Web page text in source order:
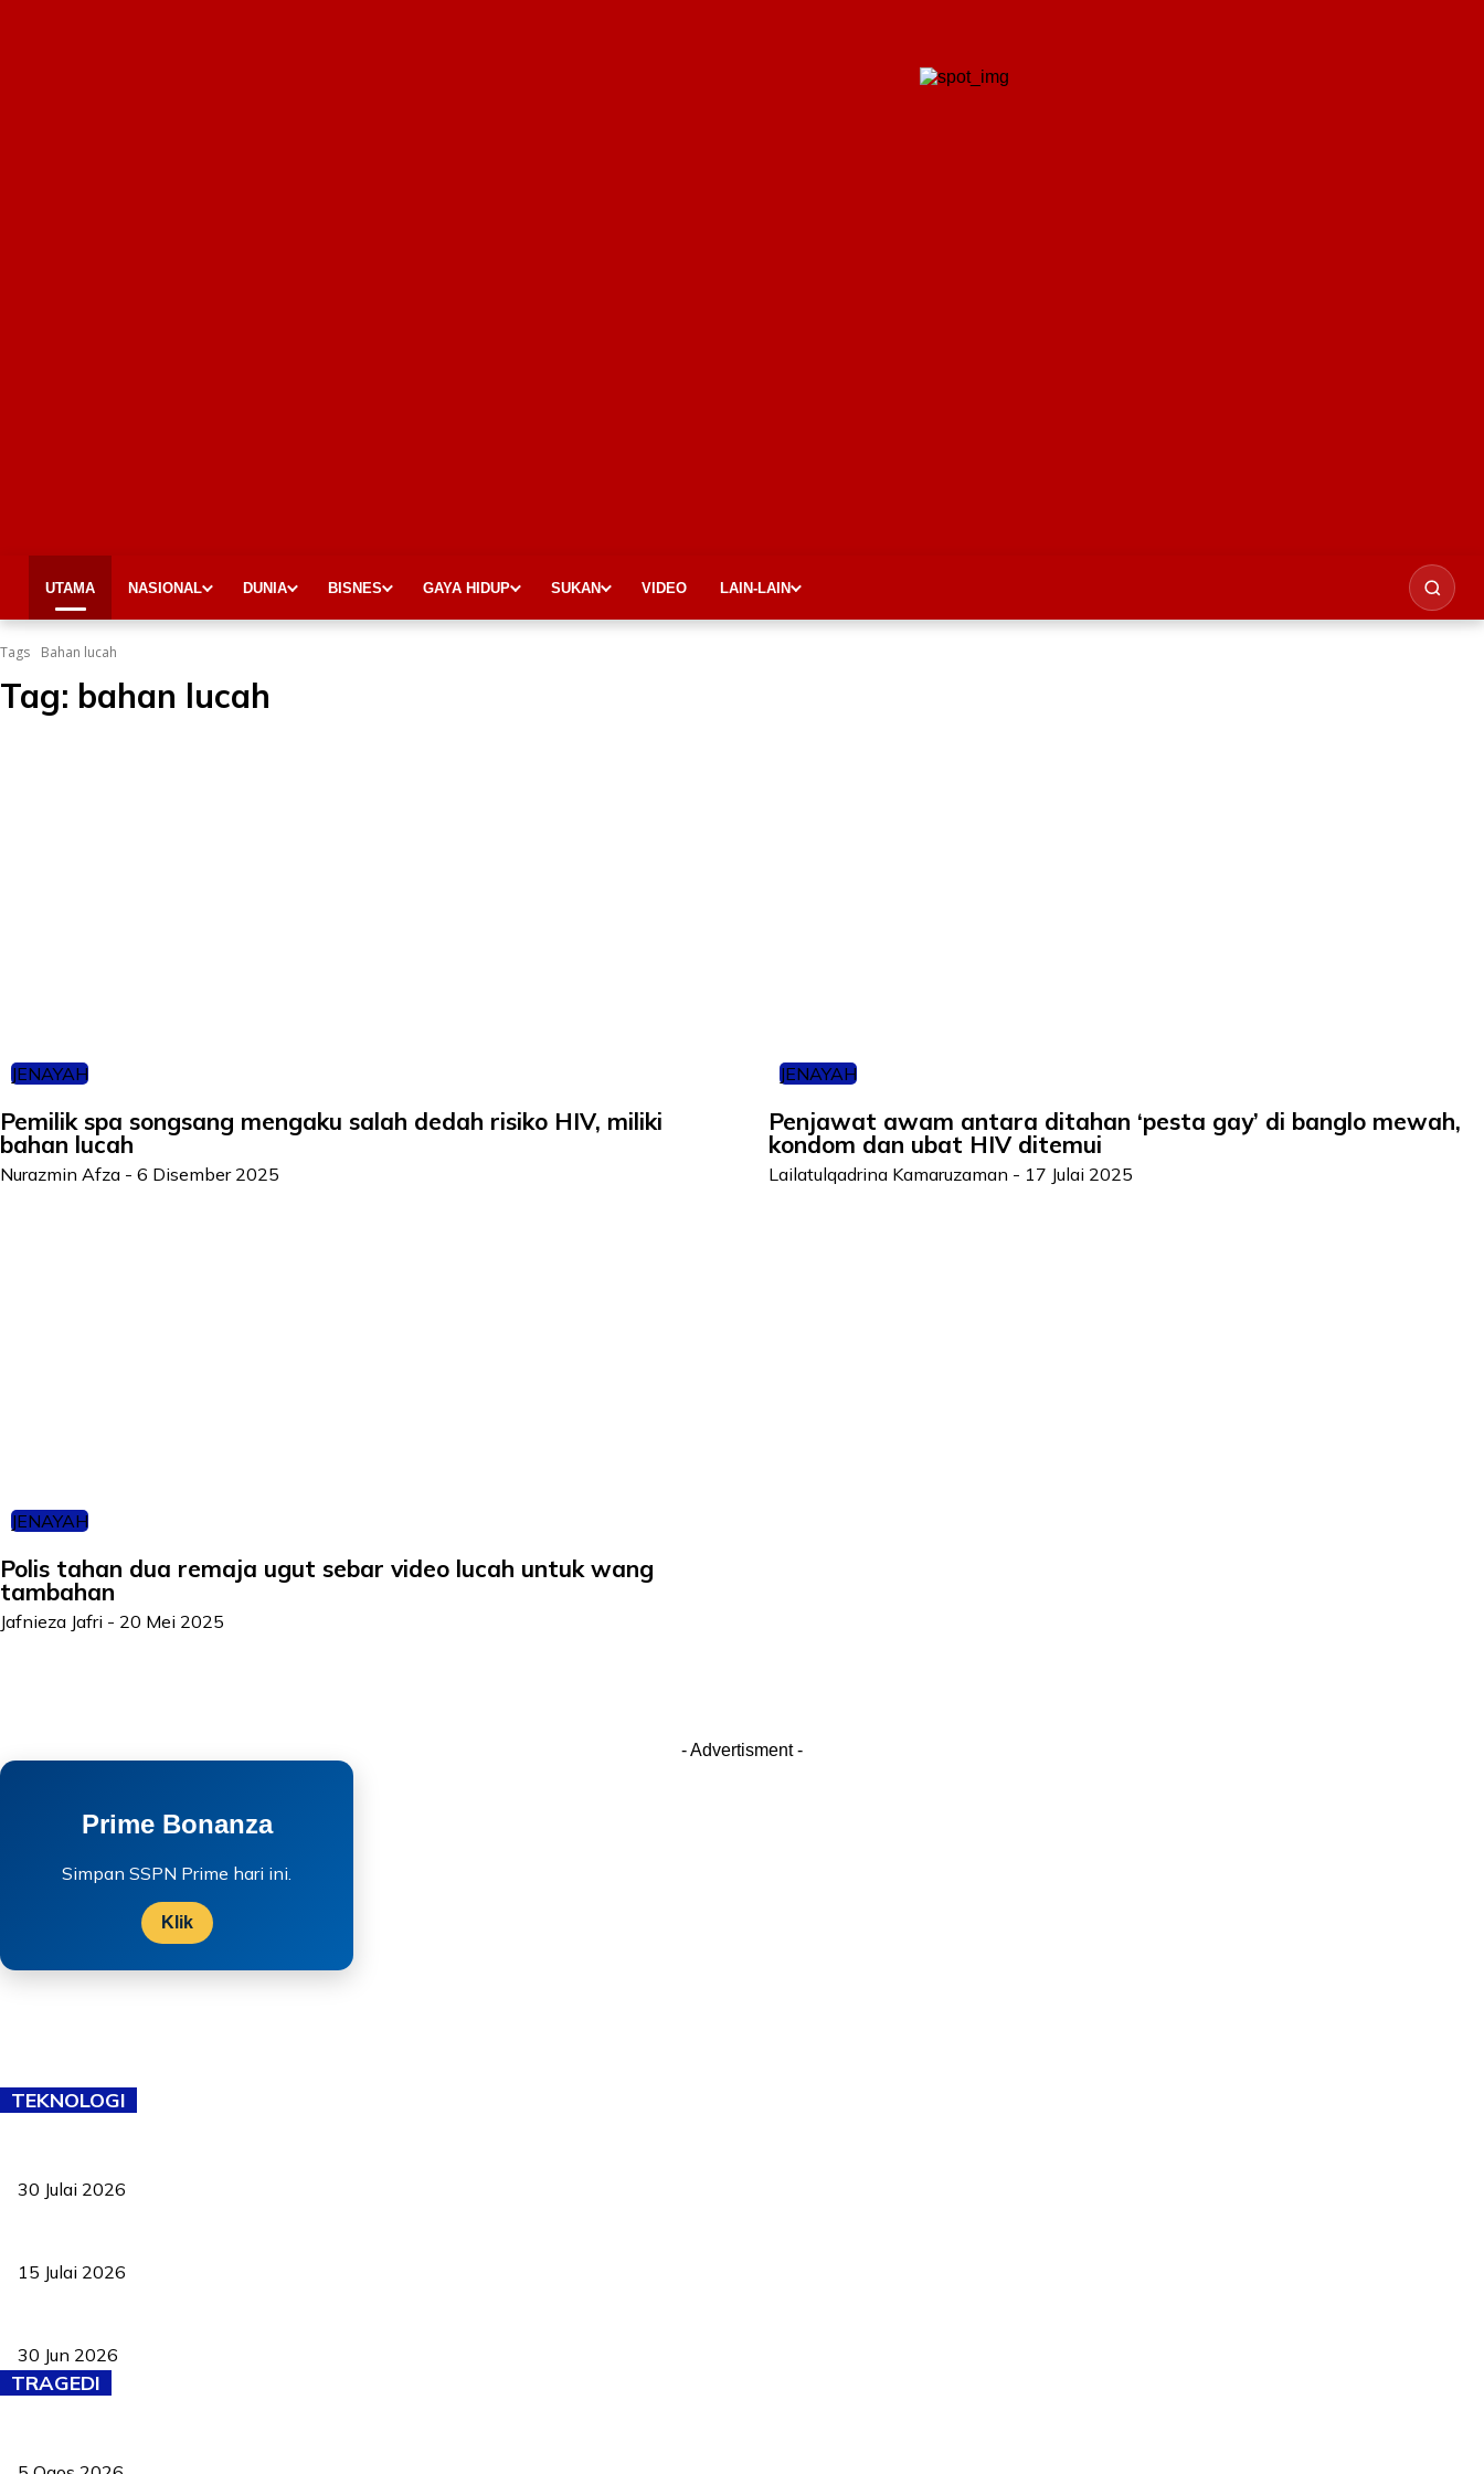
UTAMA NASIONAL DUNIA BISNES GAYA HIDUP SUKAN VIDEO LAIN-LAIN
Tags Bahan lucah
Tag: bahan lucah
JENAYAH
Pemilik spa songsang mengaku salah dedah risiko HIV, miliki
bahan lucah
Nurazmin Afza - 6 Disember 2025
JENAYAH
Penjawat awam antara ditahan ‘pesta gay’ di banglo mewah,
kondom dan ubat HIV ditemui
Lailatulqadrina Kamaruzaman - 17 Julai 2025
JENAYAH
Polis tahan dua remaja ugut sebar video lucah untuk wang
tambahan
Jafnieza Jafri - 20 Mei 2025
- Advertisment -
Prime Bonanza
Simpan SSPN Prime hari ini.
Klik
TEKNOLOGI
30 Julai 2026
15 Julai 2026
30 Jun 2026
TRAGEDI